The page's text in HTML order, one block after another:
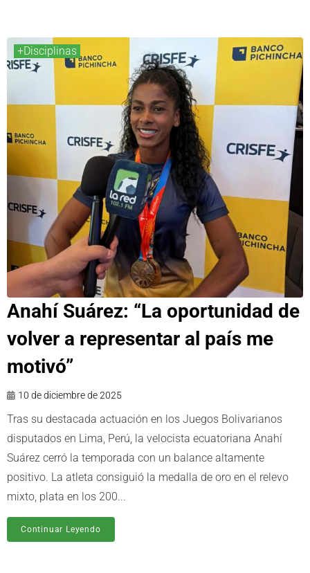
+Disciplinas
Anahí Suárez: “La oportunidad de
volver a representar al país me
motivó”
10 de diciembre de 2025
Tras su destacada actuación en los Juegos Bolivarianos
disputados en Lima, Perú, la velocista ecuatoriana Anahí
Suárez cerró la temporada con un balance altamente
positivo. La atleta consiguió la medalla de oro en el relevo
mixto, plata en los 200...
Continuar Leyendo